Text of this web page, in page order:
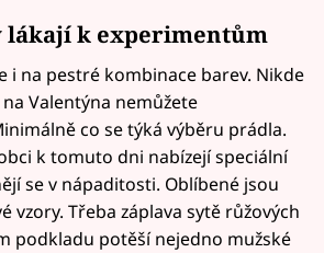
lákají k experimentům
i na pestré kombinace barev. Nikde
Valentýna nemůžete
co se týká výběru prádla.
k tomuto dni nabízejí speciální
se v nápaditosti. Oblíbené jsou
vzory. Třeba záplava sytě růžových
podkladu potěší nejedno mužské